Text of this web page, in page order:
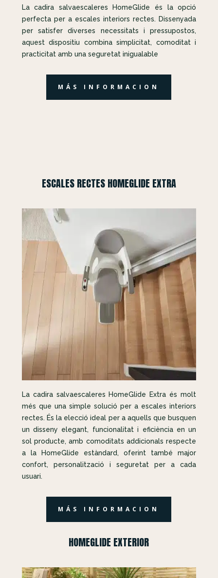
La cadira salvaescaleres HomeGlide és la opció
perfecta per a escales interiors rectes. Dissenyada
per satisfer diverses necessitats i pressupostos,
aquest dispositiu combina simplicitat, comoditat i
practicitat amb una seguretat inigualable
MÁS INFORMACION
ESCALES RECTES HOMEGLIDE EXTRA
La cadira salvaescaleres HomeGlide Extra és molt
més que una simple solució per a escales interiors
rectes. És la elecció ideal per a aquells que busquen
un disseny elegant, funcionalitat i eficiència en un
sol producte, amb comoditats addicionals respecte
a la HomeGlide estàndard, oferint també major
confort, personalització i seguretat per a cada
usuari.
MÁS INFORMACION
HOMEGLIDE EXTERIOR